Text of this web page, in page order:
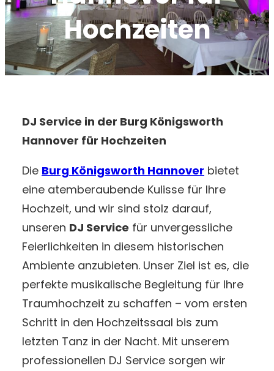
Hochzeiten
DJ Service in der Burg Königsworth
Hannover für Hochzeiten
Die Burg Königsworth Hannover bietet
eine atemberaubende Kulisse für Ihre
Hochzeit, und wir sind stolz darauf,
unseren DJ Service für unvergessliche
Feierlichkeiten in diesem historischen
Ambiente anzubieten. Unser Ziel ist es, die
perfekte musikalische Begleitung für Ihre
Traumhochzeit zu schaffen – vom ersten
Schritt in den Hochzeitssaal bis zum
letzten Tanz in der Nacht. Mit unserem
professionellen DJ Service sorgen wir